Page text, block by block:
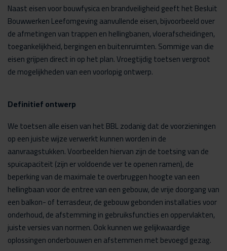
Naast eisen voor bouwfysica en brandveiligheid geeft het Besluit
Bouwwerken Leefomgeving aanvullende eisen, bijvoorbeeld over
de afmetingen van trappen en hellingbanen, vloerafscheidingen,
toegankelijkheid, bergingen en buitenruimten. Sommige van die
eisen grijpen direct in op het plan. Vroegtijdig toetsen vergroot
de mogelijkheden van een voorlopig ontwerp.
Definitief ontwerp
We toetsen alle eisen van het BBL zodanig dat de voorzieningen
op een juiste wijze verwerkt kunnen worden in de
aanvraagstukken. Voorbeelden hiervan zijn de toetsing van de
spuicapaciteit (zijn er voldoende ver te openen ramen), de
beperking van de maximale te overbruggen hoogte van een
hellingbaan voor de entree van een gebouw, de vrije doorgang van
een balkon- of terrasdeur, de gebouw gebonden installaties voor
onderhoud, de afstemming in gebruiksfuncties en oppervlakten,
juiste versies van normen. Ook kunnen we gelijkwaardige
oplossingen onderbouwen en afstemmen met bevoegd gezag.